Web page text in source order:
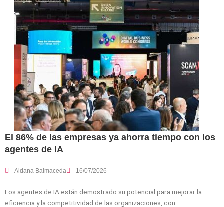
El 86% de las empresas ya ahorra tiempo con los
agentes de IA
Aldana Balmaceda 16/07/2026
Los agentes de IA están demostrado su potencial para mejorar la
eficiencia y la competitividad de las organizaciones, con